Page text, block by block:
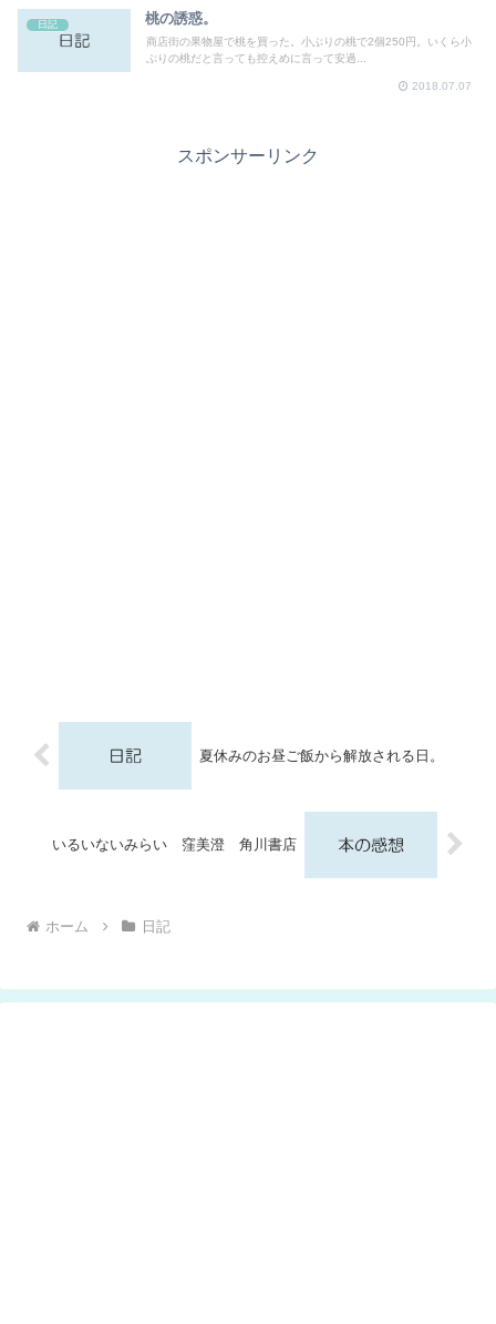
日記 桃の誘惑。
商店街の果物屋で桃を買った。小ぶりの桃で2個250円。いくら小
ぶりの桃だと言っても控えめに言って安過...
2018.07.07
スポンサーリンク
夏休みのお昼ご飯から解放される日。
いるいないみらい 窪美澄 角川書店
ホーム 日記